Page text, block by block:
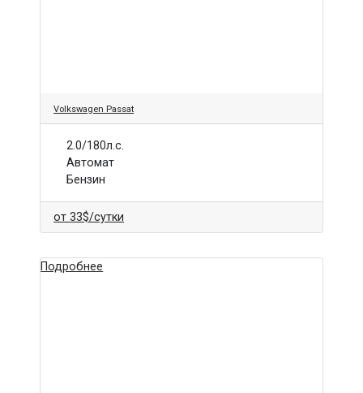
Volkswagen Passat
2.0/180л.с.
Автомат
Бензин
от33$/сутки
Подробнее